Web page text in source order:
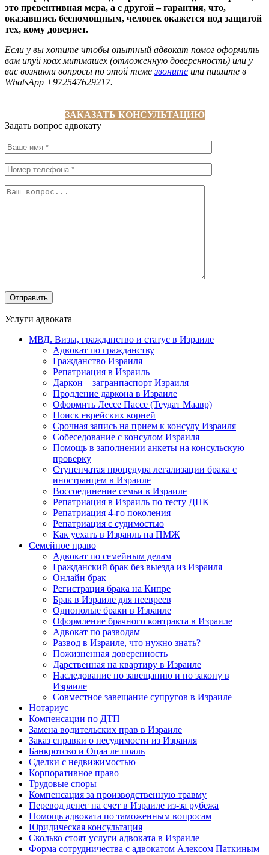
это превентивная мера, а с другой – гарантия, что,
оказавшись беспомощным, человек окажется под защитой
тех, кому доверяет.
Если у вы хотите чтобы опытный адвокат помог оформить
вам ипуй коах митмашех (отложенную доверенность) или у
вас возникли вопросы по этой темезвоните или пишите в
WhatsApp +972547629217.
ЗАКАЗАТЬ КОНСУЛЬТАЦИЮ
Задать вопрос адвокату
Услуги адвоката
МВД. Визы, гражданство и статус в Израиле
Адвокат по гражданству
Гражданство Израиля
Репатриация в Израиль
Даркон – загранпаспорт Израиля
Продление даркона в Израиле
Оформить Лессе Пассе (Теудат Маавр)
Поиск еврейских корней
Срочная запись на прием к консулу Израиля
Собеседование с консулом Израиля
Помощь в заполнении анкеты на консульскую
проверку
Ступенчатая процедура легализации брака с
иностранцем в Израиле
Воссоединение семьи в Израиле
Репатриация в Израиль по тесту ДНК
Репатриация 4-го поколения
Репатриация с судимостью
Как уехать в Израиль на ПМЖ
Семейное право
Адвокат по семейным делам
Гражданский брак без выезда из Израиля
Онлайн брак
Регистрация брака на Кипре
Брак в Израиле для неевреев
Однополые браки в Израиле
Оформление брачного контракта в Израиле
Адвокат по разводам
Развод в Израиле, что нужно знать?
Пожизненная доверенность
Дарственная на квартиру в Израиле
Наследование по завещанию и по закону в
Израиле
Совместное завещание супругов в Израиле
Нотариус
Компенсации по ДТП
Замена водительских прав в Израиле
Заказ справки о несудимости из Израиля
Банкротсво и Оцаа ле поаль
Сделки с недвижимостью
Корпоративное право
Трудовые споры
Компенсация за производственную травму
Перевод денег на счет в Израиле из-за рубежа
Помощь адвоката по таможенным вопросам
Юридическая консультация
Сколько стоят услуги адвоката в Израиле
Форма сотрудничества с адвокатом Алексом Паткиным